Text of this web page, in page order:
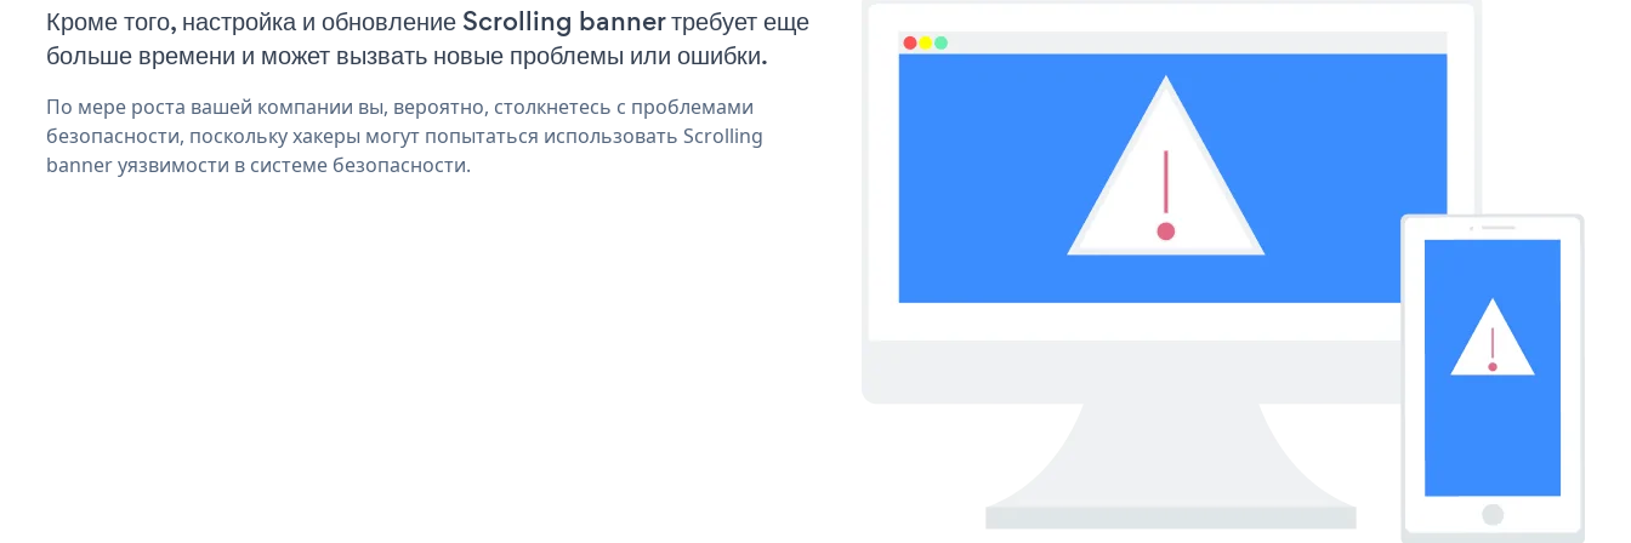
Кроме того, настройка и обновление Scrolling banner требует еще
больше времени и может вызвать новые проблемы или ошибки.
По мере роста вашей компании вы, вероятно, столкнетесь с проблемами
безопасности, поскольку хакеры могут попытаться использовать Scrolling
banner уязвимости в системе безопасности.